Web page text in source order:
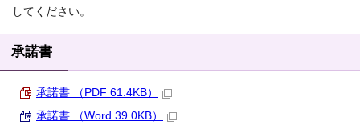
してください。
承諾書
承諾書 （PDF 61.4KB）
承諾書 （Word 39.0KB）